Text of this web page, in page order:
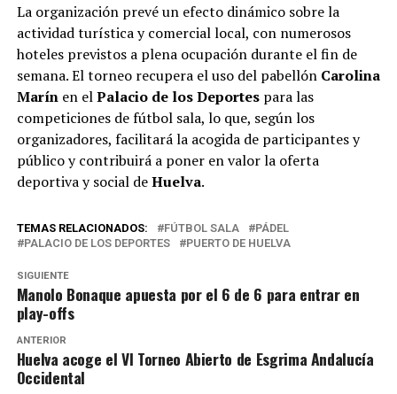
La organización prevé un efecto dinámico sobre la
actividad turística y comercial local, con numerosos
hoteles previstos a plena ocupación durante el fin de
semana. El torneo recupera el uso del pabellón Carolina
Marínen elPalacio de los Deportespara las
competiciones de fútbol sala, lo que, según los
organizadores, facilitará la acogida de participantes y
público y contribuirá a poner en valor la oferta
deportiva y social deHuelva.
TEMAS RELACIONADOS: FÚTBOL SALA
PÁDEL
PALACIO DE LOS DEPORTES
PUERTO DE HUELVA
SIGUIENTE
Manolo Bonaque apuesta por el 6 de 6 para entrar en
play-offs
ANTERIOR
Huelva acoge el VI Torneo Abierto de Esgrima Andalucía
Occidental